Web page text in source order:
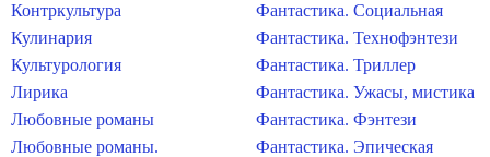
Контркультура
Кулинария
Культурология
Лирика
Любовные романы
Любовные романы.
Фантастика. Социальная
Фантастика. Технофэнтези
Фантастика. Триллер
Фантастика. Ужасы, мистика
Фантастика. Фэнтези
Фантастика. Эпическая